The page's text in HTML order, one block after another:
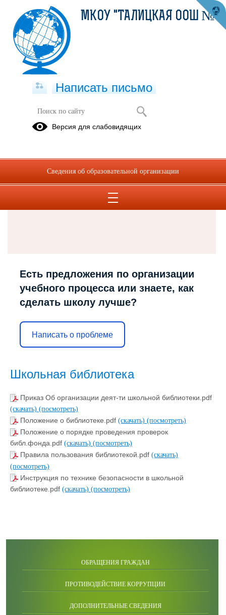
Есть предложения по организации
учебного процесса или знаете, как
сделать школу лучше?
Написать о проблеме
Школьная библиотека
Приказ Об организации деят-ти школьной библиотеки.pdf
(скачать) (посмотреть)
Положение о библиотеке.pdf (скачать) (посмотреть)
Положение о порядке проведения проверок
библ.фонда.pdf (скачать) (посмотреть)
Правила пользования библиотекой.pdf (скачать)
(посмотреть)
Инструкция по технике безопасности в школьной
библиотеке.pdf (скачать) (посмотреть)
ОБРАЩЕНИЯ ГРАЖДАН
ПРОТИВОДЕЙСТВИЕ КОРРУПЦИИ
ДОПОЛНИТЕЛЬНЫЕ СВЕДЕНИЯ
МКОУ "ТАЛИЦКАЯ ООШ №8"
Написать письмо
Версия для слабовидящих
Сведения об образовательной организации